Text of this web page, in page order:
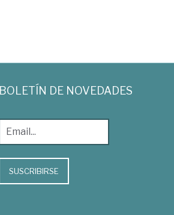
BOLETÍN DE NOVEDADES
SUSCRIBIRSE